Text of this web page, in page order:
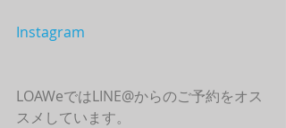
Instagram
LOAWeではLINE@からのご予約をオス
スメしています。